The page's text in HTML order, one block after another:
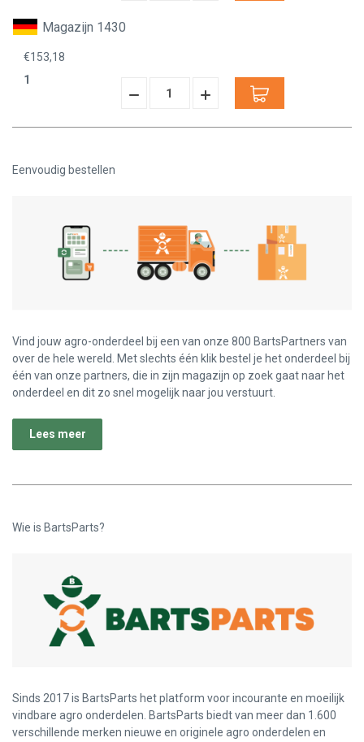
Magazijn 1430
€153,18
1
Hoeveelheid
Verminderen:
Hoeveelheid
verhogen:
Eenvoudig bestellen
Vind jouw agro-onderdeel bij een van onze 800 BartsPartners van
over de hele wereld. Met slechts één klik bestel je het onderdeel bij
één van onze partners, die in zijn magazijn op zoek gaat naar het
onderdeel en dit zo snel mogelijk naar jou verstuurt.
Lees meer
Wie is BartsParts?
Sinds 2017 is BartsParts het platform voor incourante en moeilijk
vindbare agro onderdelen. BartsParts biedt van meer dan 1.600
verschillende merken nieuwe en originele agro onderdelen en